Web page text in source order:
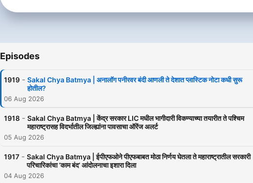
अपडेट्सही मिळणार आहेत. चला तर
पॉडकास्ट. In the hustle of our
to keep a tab on whats
vegetables prices, daily
weather and all other
lives seem to be lost in the
Episodes
1919 - Sakal Chya Batmya | अनालॉग पनीरवर बंदी आणली ते देशात प्लास्टिक नोटा कधी सुरू
होतील?
06 Aug 2026
1918 - Sakal Chya Batmya | केंद्र सरकार LIC मधील भागीदारी विकण्याच्या तयारीत ते पश्चिम
महाराष्ट्रासह विदर्भातील जिल्ह्यांना पावसाचा ऑरेंज अलर्ट
05 Aug 2026
1917 - Sakal Chya Batmya | ईपीएफओने पीएफबाबत मोठा निर्णय घेतला ते महाराष्ट्रातील सरकारी
परिचारिकांचा ‘काम बंद’ आंदोलनाचा इशारा दिला
04 Aug 2026